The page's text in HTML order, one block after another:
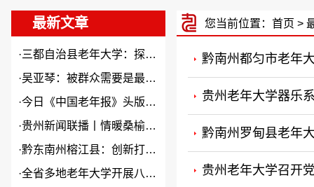
最新文章
·三都自治县老年大学：探索“N...
·吴亚琴：被群众需要是最大幸福
·今日《中国老年报》头版头条关...
·贵州新闻联播丨情暖桑榆 “银...
·黔东南州榕江县：创新打造本土...
·全省多地老年大学开展八一建军...
您当前位置： 首页 >
黔南州都匀市老年
贵州老年大学器乐
黔南州罗甸县老年
贵州老年大学召开